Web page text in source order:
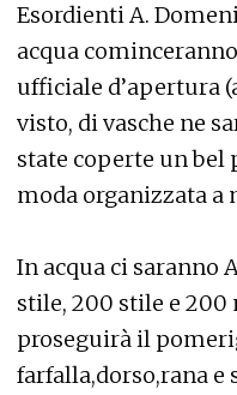
Esordienti A.
acqua
ufficiale d’apertura
visto, di vasche ne
state coperte un bel
moda organizzata a
In acqua ci saranno
stile, 200 stile e
proseguirà il
farfalla,dorso,rana e